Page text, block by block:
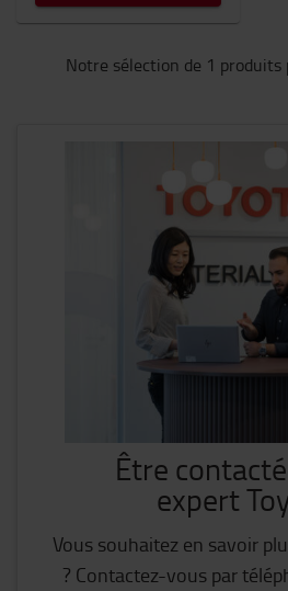
Notre sélection de 1
Être
expert
Vous souhaitez en savoir
? Contactez-vous par